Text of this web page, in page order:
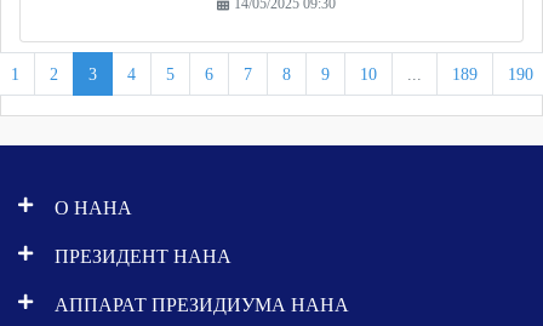
14/05/2025 09:30
1 2 3 4 5 6 7 8 9 10 ... 189 190
О НАНА
ПРЕЗИДЕНТ НАНА
АППАРАТ ПРЕЗИДИУМА НАНА